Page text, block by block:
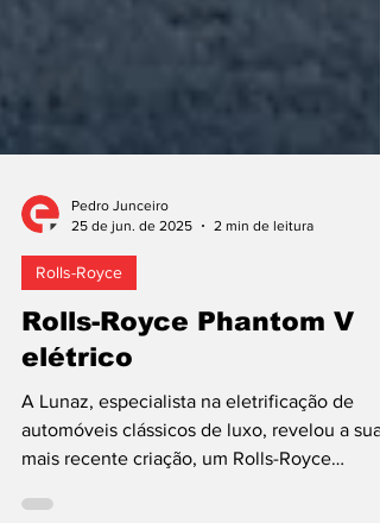
Pedro Junceiro
25 de jun. de 2025
2 min de leitura
Rolls-Royce Phantom V
elétrico
A Lunaz, especialista na eletrificação de